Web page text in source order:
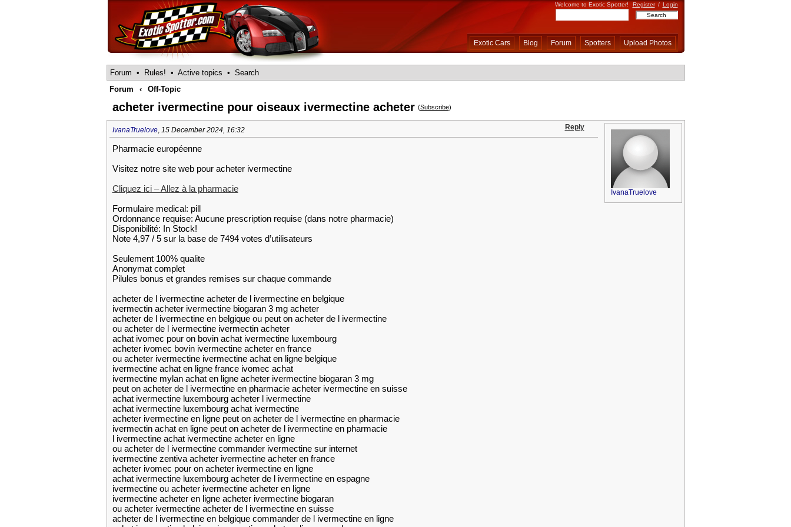
Welcome to Exotic Spotter! Register / Login
Exotic Cars Blog Forum Spotters Upload Photos
Forum • Rules! • Active topics • Search
Forum
‹ Off-Topic
acheter ivermectine pour oiseaux ivermectine acheter (Subscribe)
IvanaTruelove, 15 December 2024, 16:32 Reply
Pharmacie européenne
Visitez notre site web pour acheter ivermectine
Cliquez ici – Allez à la pharmacie
Formulaire medical: pill
Ordonnance requise: Aucune prescription requise (dans notre pharmacie)
Disponibilité: In Stock!
Note 4,97 / 5 sur la base de 7494 votes d’utilisateurs
Seulement 100% qualite
Anonymat complet
Pilules bonus et grandes remises sur chaque commande
acheter de l ivermectine acheter de l ivermectine en belgique
ivermectin acheter ivermectine biogaran 3 mg acheter
acheter de l ivermectine en belgique ou peut on acheter de l ivermectine
ou acheter de l ivermectine ivermectin acheter
achat ivomec pour on bovin achat ivermectine luxembourg
acheter ivomec bovin ivermectine acheter en france
ou acheter ivermectine ivermectine achat en ligne belgique
ivermectine achat en ligne france ivomec achat
ivermectine mylan achat en ligne acheter ivermectine biogaran 3 mg
peut on acheter de l ivermectine en pharmacie acheter ivermectine en suisse
achat ivermectine luxembourg acheter l ivermectine
achat ivermectine luxembourg achat ivermectine
acheter ivermectine en ligne peut on acheter de l ivermectine en pharmacie
ivermectin achat en ligne peut on acheter de l ivermectine en pharmacie
l ivermectine achat ivermectine acheter en ligne
ou acheter de l ivermectine commander ivermectine sur internet
ivermectine zentiva acheter ivermectine acheter en france
acheter ivomec pour on acheter ivermectine en ligne
achat ivermectine luxembourg acheter de l ivermectine en espagne
ivermectine ou acheter ivermectine acheter en ligne
ivermectine acheter en ligne acheter ivermectine biogaran
ou acheter ivermectine acheter de l ivermectine en suisse
acheter de l ivermectine en belgique commander de l ivermectine en ligne
IvanaTruelove